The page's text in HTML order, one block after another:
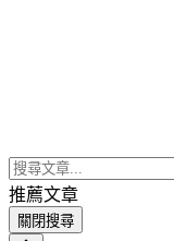
推薦文章
關閉搜尋